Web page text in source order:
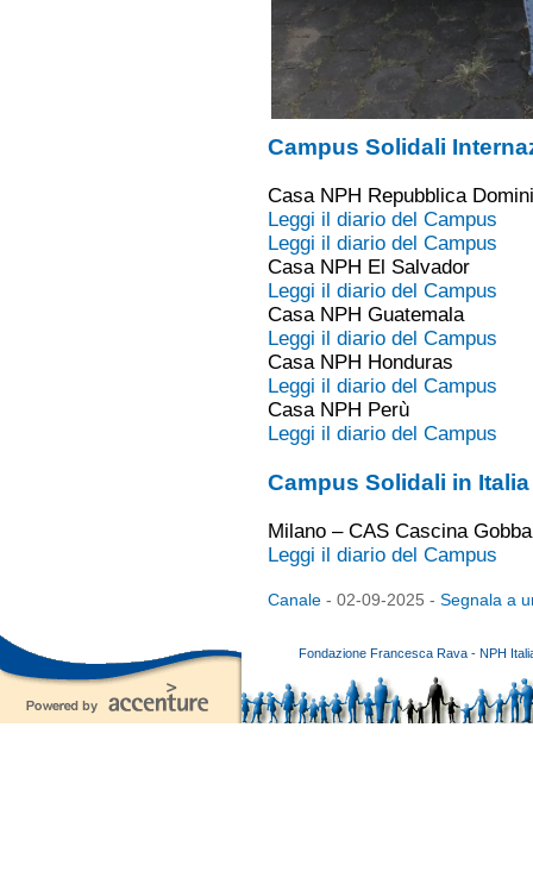
Campus Solidali
Casa NPH Repubblica
Leggi il diario del Campus
Leggi il diario del Campus
Casa NPH El Salvador
Leggi il diario del Campus
Casa NPH Guatemala
Leggi il diario del Campus
Casa NPH Honduras
Leggi il diario del Campus
Casa NPH Perù
Leggi il diario del Campus
Campus Solidali in Italia
Milano – CAS Cascina Gobba
Leggi il diario del Campus
Canale - 02-09-2025 - Segnala a
Fondazione Francesca Rava - NPH